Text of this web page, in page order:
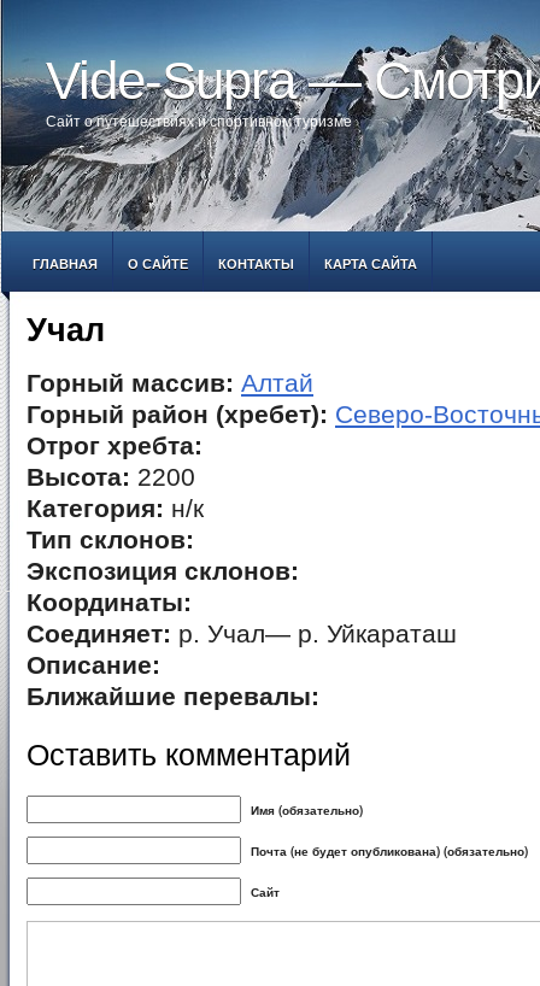
Vide-Supra —
Сайт о путешествиях и спортивном туризме
ГЛАВНАЯ О САЙТЕ КОНТАКТЫ КАРТА САЙТА
Учал
Горный массив: Алтай
Горный район (хребет): Северо-
Отрог хребта:
Высота: 2200
Категория: н/к
Тип склонов:
Экспозиция склонов:
Координаты:
Соединяет: р. Учал— р. Уйкараташ
Описание:
Ближайшие перевалы:
Оставить комментарий
Имя (обязательно)
Почта (не будет опубликована) (обязательно)
Сайт